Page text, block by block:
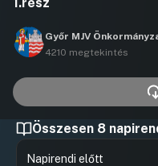
1.rész
Győr MJV
4210 megtekintés
Összesen 8
Napirendi előtt